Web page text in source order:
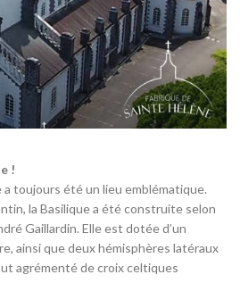
!
a toujours été un lieu emblématique.
la Basilique a été construite selon
Gaillardin. Elle est dotée d’un
ainsi que deux hémisphères latéraux
agrémenté de croix celtiques